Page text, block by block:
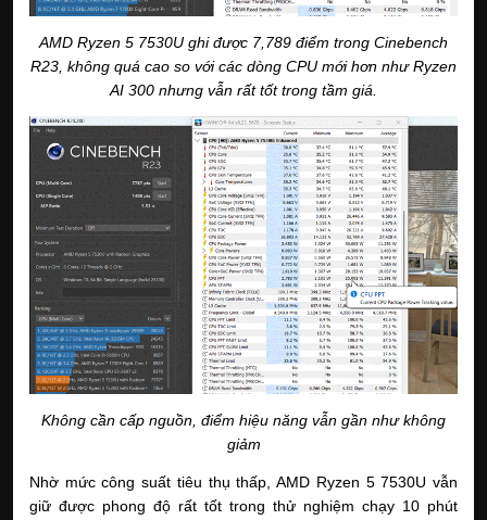
AMD Ryzen 5 7530U ghi được 7,789 điểm trong Cinebench
R23, không quá cao so với các dòng CPU mới hơn như Ryzen
AI 300 nhưng vẫn rất tốt trong tầm giá.
Không cần cấp nguồn, điểm hiệu năng vẫn gần như không
giảm
Nhờ mức công suất tiêu thụ thấp, AMD Ryzen 5 7530U vẫn
giữ được phong độ rất tốt trong thử nghiệm chạy 10 phút